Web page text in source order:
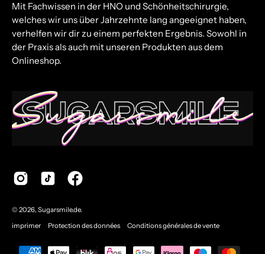
Mit Fachwissen in der HNO und Schönheitschirurgie,
welches wir uns über Jahrzehnte lang angeeignet haben,
verhelfen wir dir zu einem perfekten Ergebnis. Sowohl in
der Praxis als auch mit unseren Produkten aus dem
Onlineshop.
© 2026, Sugarsmile.de.
imprimer
Protection des données Conditions générales de vente